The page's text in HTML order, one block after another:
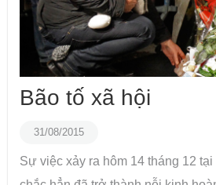
Bão tố xã hội
31/08/2015
Sự việc xảy ra hôm 14 tháng 12